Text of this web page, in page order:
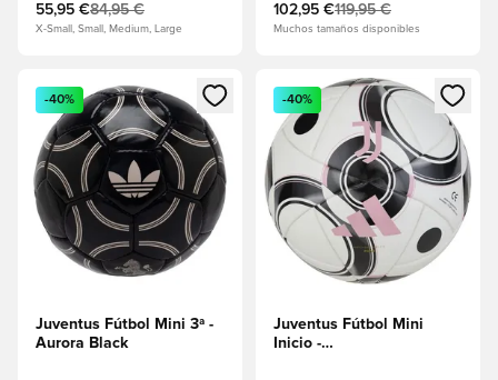
55,95 €84,95 €
X-Small, Small, Medium, Large
102,95 €119,95 €
Muchos tamaños disponibles
Abre un modal para iniciar sesión o registrarse como
-40%
Juventus Fútbol Mini 3ª -
Aurora Black
Abre un modal para iniciar
-40%
Juventus Fútbol Mini
Inicio -